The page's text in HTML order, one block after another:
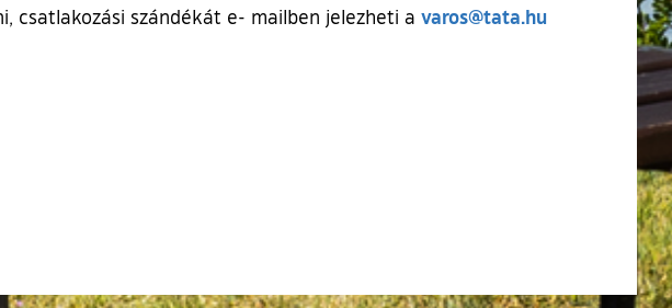
csatlakozási szándékát e- mailben jelezheti a varos@tata.hu